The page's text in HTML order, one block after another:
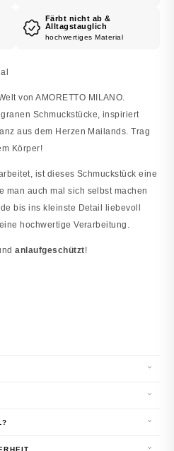
Färbt nicht ab &
Alltagstauglich
hochwertiges Material
von AMORETTO MILANO.
Schmuckstücke, inspiriert
aus dem Herzen Mailands. Trag
Körper!
ist dieses Schmuckstück eine
man auch mal sich selbst machen
bis ins kleinste Detail liebevoll
hochwertige Verarbeitung.
anlaufgeschützt!